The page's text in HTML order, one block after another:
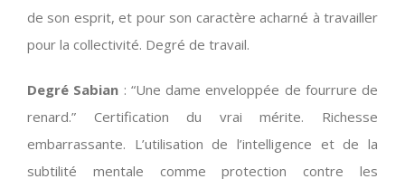
de son esprit, et pour son caractère acharné à travailler
pour la collectivité. Degré de travail.
Degré Sabian : “Une dame enveloppée de fourrure de
renard.” Certification du vrai mérite. Richesse
embarrassante. L’utilisation de l’intelligence et de la
subtilité mentale comme protection contre les